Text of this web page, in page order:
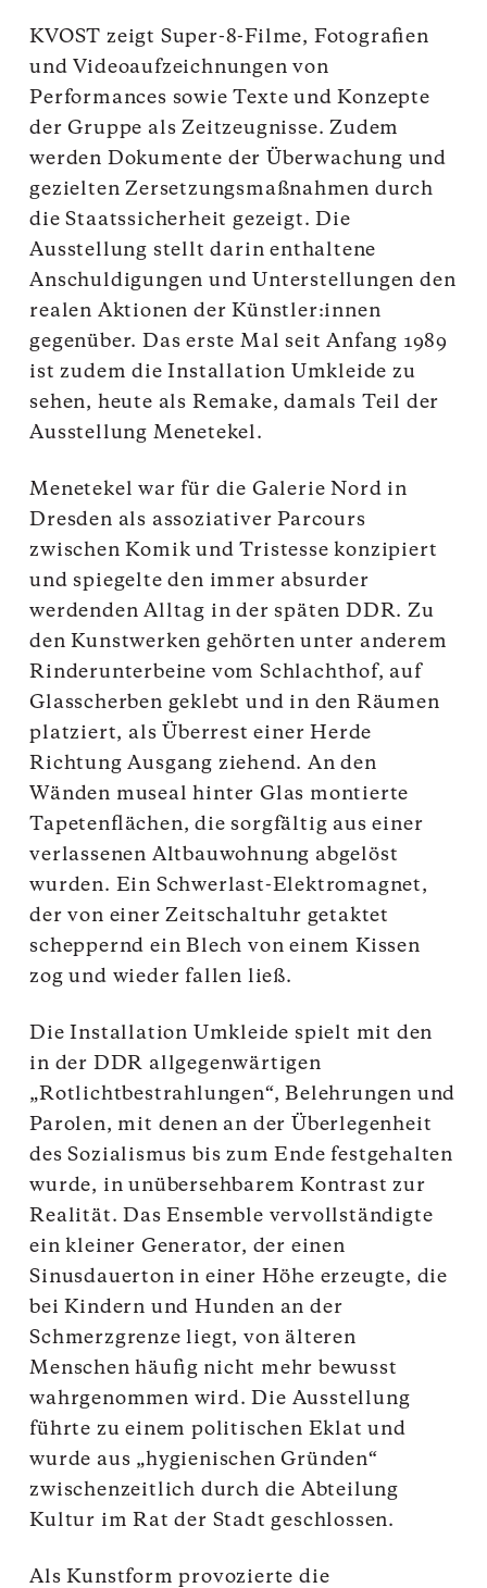
KVOST zeigt Super-8-Filme, Fotografien
und Videoaufzeichnungen von
Performances sowie Texte und Konzepte
der Gruppe als Zeitzeugnisse. Zudem
werden Dokumente der Überwachung und
gezielten Zersetzungsmaßnahmen durch
die Staatssicherheit gezeigt. Die
Ausstellung stellt darin enthaltene
Anschuldigungen und Unterstellungen den
realen Aktionen der Künstler:innen
gegenüber. Das erste Mal seit Anfang 1989
ist zudem die Installation Umkleide zu
sehen, heute als Remake, damals Teil der
Ausstellung Menetekel.
Menetekel war für die Galerie Nord in
Dresden als assoziativer Parcours
zwischen Komik und Tristesse konzipiert
und spiegelte den immer absurder
werdenden Alltag in der späten DDR. Zu
den Kunstwerken gehörten unter anderem
Rinderunterbeine vom Schlachthof, auf
Glasscherben geklebt und in den Räumen
platziert, als Überrest einer Herde
Richtung Ausgang ziehend. An den
Wänden museal hinter Glas montierte
Tapetenflächen, die sorgfältig aus einer
verlassenen Altbauwohnung abgelöst
wurden. Ein Schwerlast-Elektromagnet,
der von einer Zeitschaltuhr getaktet
scheppernd ein Blech von einem Kissen
zog und wieder fallen ließ.
Die Installation Umkleide spielt mit den
in der DDR allgegenwärtigen
„Rotlichtbestrahlungen“, Belehrungen und
Parolen, mit denen an der Überlegenheit
des Sozialismus bis zum Ende festgehalten
wurde, in unübersehbarem Kontrast zur
Realität. Das Ensemble vervollständigte
ein kleiner Generator, der einen
Sinusdauerton in einer Höhe erzeugte, die
bei Kindern und Hunden an der
Schmerzgrenze liegt, von älteren
Menschen häufig nicht mehr bewusst
wahrgenommen wird. Die Ausstellung
führte zu einem politischen Eklat und
wurde aus „hygienischen Gründen“
zwischenzeitlich durch die Abteilung
Kultur im Rat der Stadt geschlossen.
Als Kunstform provozierte die